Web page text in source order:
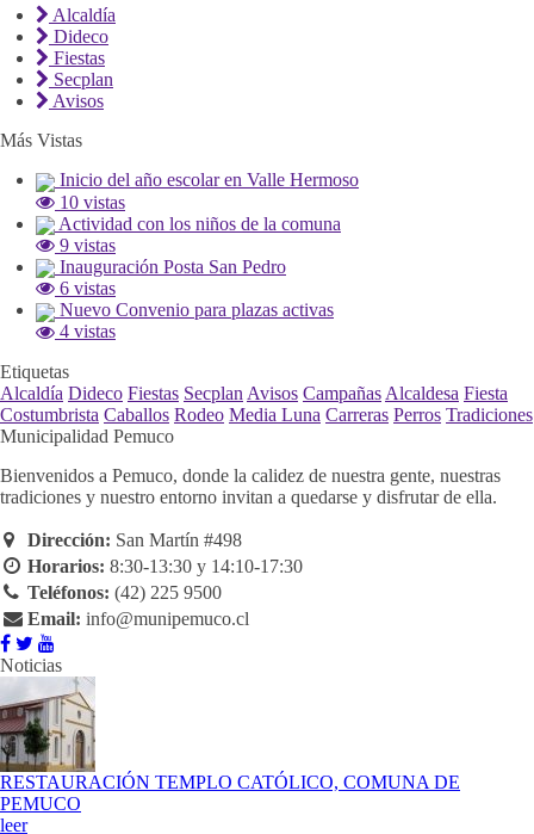
Alcaldía
Dideco
Fiestas
Secplan
Avisos
Más Vistas
Inicio del año escolar en Valle Hermoso
10 vistas
Actividad con los niños de la comuna
9 vistas
Inauguración Posta San Pedro
6 vistas
Nuevo Convenio para plazas activas
4 vistas
Etiquetas
Alcaldía Dideco Fiestas Secplan Avisos Campañas Alcaldesa Fiesta
Costumbrista Caballos Rodeo Media Luna Carreras Perros Tradiciones
Municipalidad Pemuco
Bienvenidos a Pemuco, donde la calidez de nuestra gente, nuestras
tradiciones y nuestro entorno invitan a quedarse y disfrutar de ella.
Dirección: San Martín #498
Horarios: 8:30-13:30 y 14:10-17:30
Teléfonos: (42) 225 9500
Email: info@munipemuco.cl
Noticias
RESTAURACIÓN TEMPLO CATÓLICO, COMUNA DE
PEMUCO
leer